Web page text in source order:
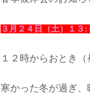
３月２４日（土）１３
１２時からおとき（
寒かった冬が過ぎ、